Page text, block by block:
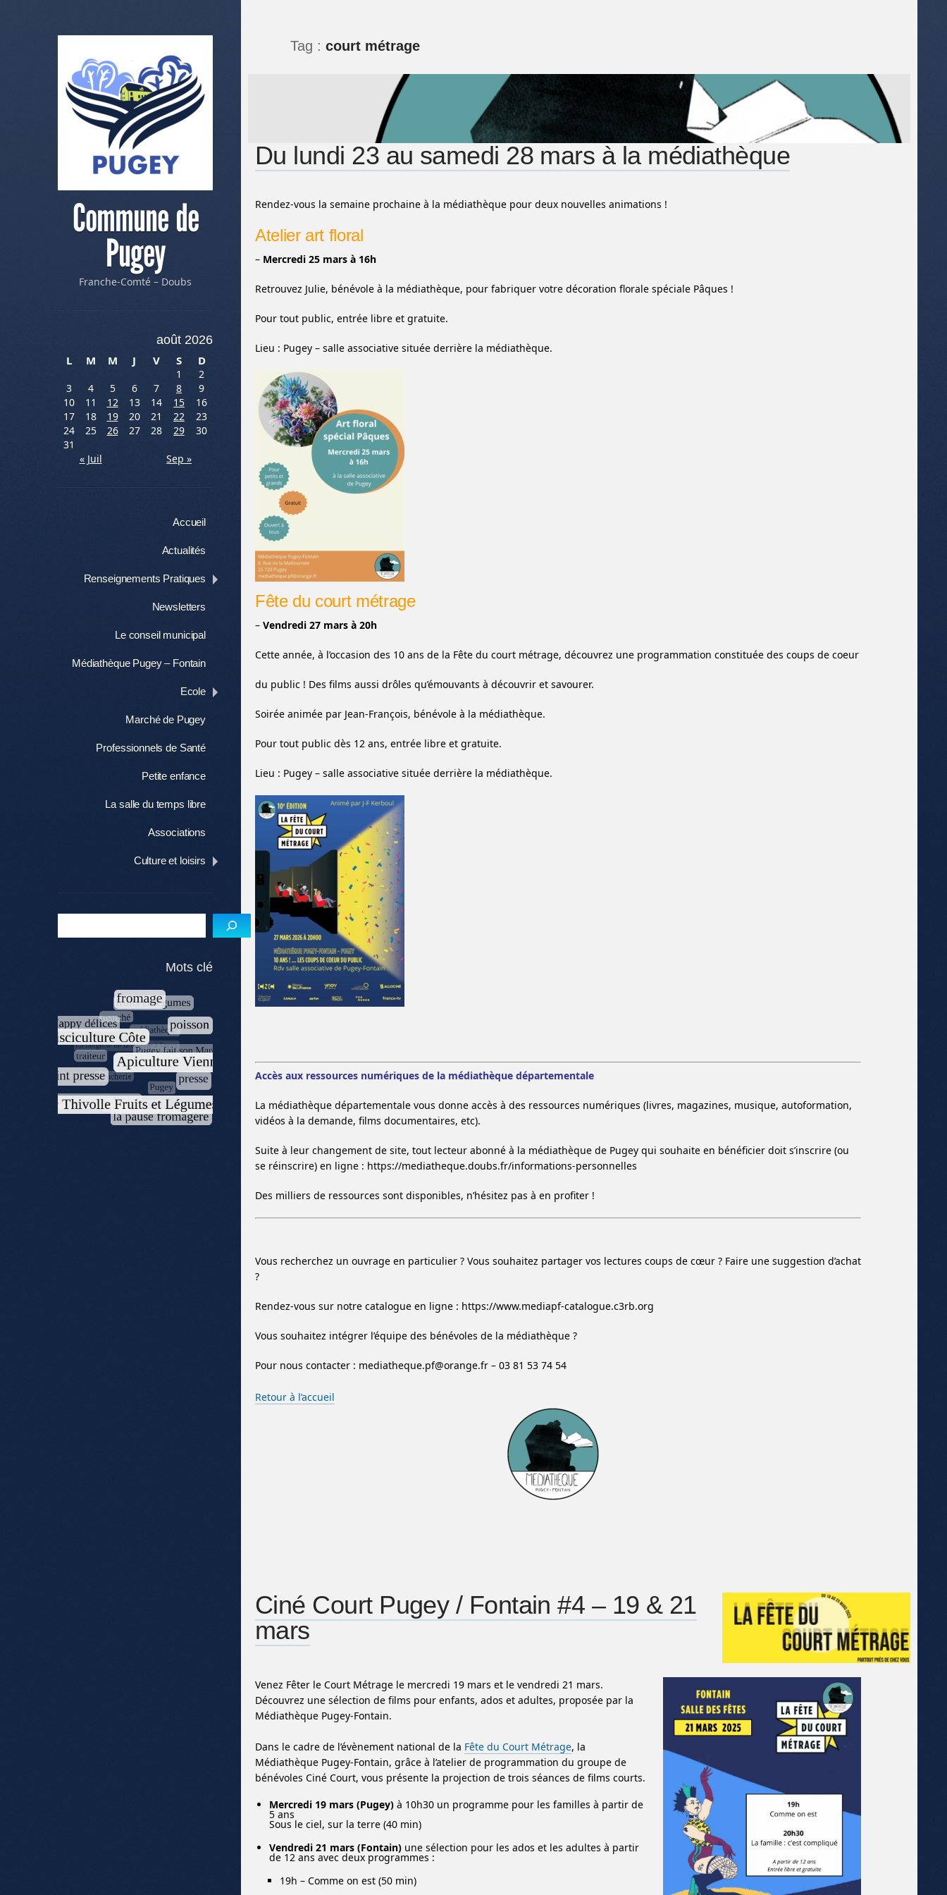
Commune de
Pugey
Franche-Comté – Doubs
août 2026
L
M M J V S D
1
2
3
4 5 6 7 8
9
10
11 12 13 14 15
16
17
18 19 20 21 22
23
24
25 26 27 28 29
30
31
« Juil
Sep »
Accueil
Actualités
Renseignements Pratiques
Newsletters
Le conseil municipal
Médiathèque Pugey – Fontain
Ecole
Marché de Pugey
Professionnels de Santé
Petite enfance
La salle du temps libre
Associations
Culture et loisirs
Tag : court métrage
Du lundi 23 au samedi 28 mars à la médiathèque
Rendez-vous la semaine prochaine à la médiathèque pour deux nouvelles animations !
Atelier art floral
– Mercredi 25 mars à 16h
Retrouvez Julie, bénévole à la médiathèque, pour fabriquer votre décoration florale spéciale Pâques !
Pour tout public, entrée libre et gratuite.
Lieu : Pugey – salle associative située derrière la médiathèque.
Fête du court métrage
– Vendredi 27 mars à 20h
Cette année, à l’occasion des 10 ans de la Fête du court métrage, découvrez une programmation constituée des coups de coeur
du public ! Des films aussi drôles qu’émouvants à découvrir et savourer.
Soirée animée par Jean-François, bénévole à la médiathèque.
Pour tout public dès 12 ans, entrée libre et gratuite.
Lieu : Pugey – salle associative située derrière la médiathèque.
Accès aux ressources numériques de la médiathèque départementale
La médiathèque départementale vous donne accès à des ressources numériques (livres, magazines, musique, autoformation,
vidéos à la demande, films documentaires, etc).
Suite à leur changement de site, tout lecteur abonné à la médiathèque de Pugey qui souhaite en bénéficier doit s’inscrire (ou
se réinscrire) en ligne : https://mediatheque.doubs.fr/informations-personnelles
Des milliers de ressources sont disponibles, n’hésitez pas à en profiter !
Vous recherchez un ouvrage en particulier ? Vous souhaitez partager vos lectures coups de cœur ? Faire une suggestion d’achat
?
Rendez-vous sur notre catalogue en ligne : https://www.mediapf-catalogue.c3rb.org
Vous souhaitez intégrer l’équipe des bénévoles de la médiathèque ?
Pour nous contacter : mediatheque.pf@orange.fr – 03 81 53 74 54
Retour à l’accueil
Ciné Court Pugey / Fontain #4 – 19 & 21
mars
Venez Fêter le Court Métrage le mercredi 19 mars et le vendredi 21 mars.
Découvrez une sélection de films pour enfants, ados et adultes, proposée par la
Médiathèque Pugey-Fontain.
Dans le cadre de l’évènement national de la Fête du Court Métrage, la
Médiathèque Pugey-Fontain, grâce à l’atelier de programmation du groupe de
bénévoles Ciné Court, vous présente la projection de trois séances de films courts.
Mercredi 19 mars (Pugey) à 10h30 un programme pour les familles à partir de
5 ans
Sous le ciel, sur la terre (40 min)
Vendredi 21 mars (Fontain) une sélection pour les ados et les adultes à partir
de 12 ans avec deux programmes :
19h – Comme on est (50 min)
Mots clé